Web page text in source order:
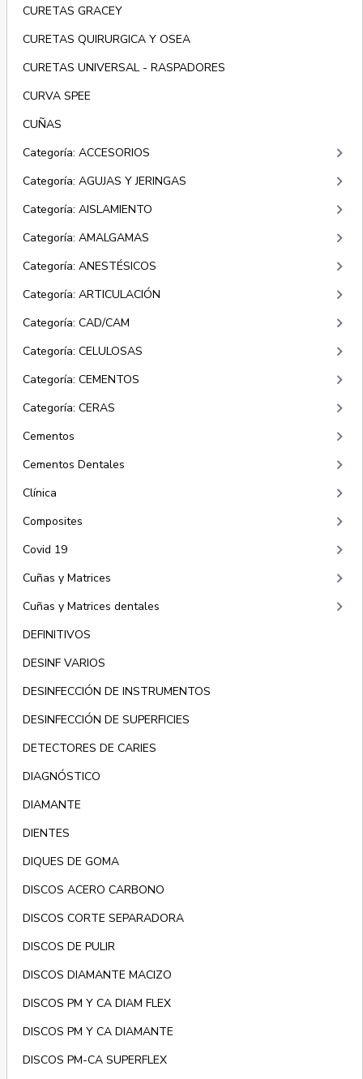
CURETAS GRACEY
CURETAS QUIRURGICA Y OSEA
CURETAS UNIVERSAL - RASPADORES
CURVA SPEE
CUÑAS
Categoría: ACCESORIOS
keyboard_arrow_right
Categoría: AGUJAS Y JERINGAS keyboard_arrow_right
Categoría: AISLAMIENTO keyboard_arrow_right
Categoría: AMALGAMAS keyboard_arrow_right
Categoría: ANESTÉSICOS keyboard_arrow_right
Categoría: ARTICULACIÓN keyboard_arrow_right
Categoría: CAD/CAM keyboard_arrow_right
Categoría: CELULOSAS keyboard_arrow_right
Categoría: CEMENTOS keyboard_arrow_right
Categoría: CERAS keyboard_arrow_right
Cementos keyboard_arrow_right
Cementos Dentales keyboard_arrow_right
Clínica keyboard_arrow_right
Composites keyboard_arrow_right
Covid 19 keyboard_arrow_right
Cuñas y Matrices keyboard_arrow_right
Cuñas y Matrices dentales keyboard_arrow_right
DEFINITIVOS
DESINF VARIOS
DESINFECCIÓN DE INSTRUMENTOS
DESINFECCIÓN DE SUPERFICIES
DETECTORES DE CARIES
DIAGNÓSTICO
DIAMANTE
DIENTES
DIQUES DE GOMA
DISCOS ACERO CARBONO
DISCOS CORTE SEPARADORA
DISCOS DE PULIR
DISCOS DIAMANTE MACIZO
DISCOS PM Y CA DIAM FLEX
DISCOS PM Y CA DIAMANTE
DISCOS PM-CA SUPERFLEX